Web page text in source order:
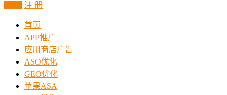
注 册
首页
APP推广
应用商店广告
ASO优化
GEO优化
苹果ASA